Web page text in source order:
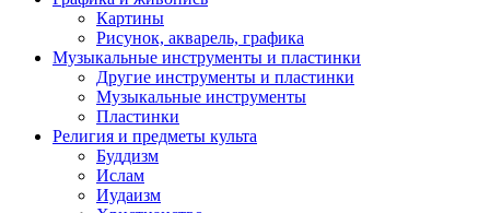
Картины
Рисунок, акварель, графика
Музыкальные инструменты и пластинки
Другие инструменты и пластинки
Музыкальные инструменты
Пластинки
Религия и предметы культа
Буддизм
Ислам
Иудаизм